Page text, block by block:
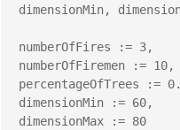
dimensionMin,
numberOfFires := 3,
numberOfFiremen := 10,
percentageOfTrees :=
dimensionMin := 60,
dimensionMax := 80